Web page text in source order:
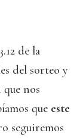
de la
del sorteo y
nos
que este
seguiremos